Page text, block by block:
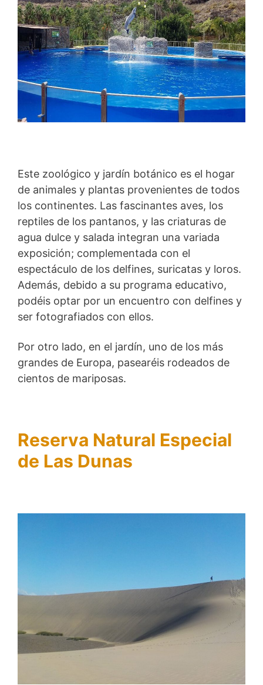
Este zoológico y jardín botánico es el hogar
de animales y plantas provenientes de todos
los continentes. Las fascinantes aves, los
reptiles de los pantanos, y las criaturas de
agua dulce y salada integran una variada
exposición; complementada con el
espectáculo de los delfines, suricatas y loros.
Además, debido a su programa educativo,
podéis optar por un encuentro con delfines y
ser fotografiados con ellos.
Por otro lado, en el jardín, uno de los más
grandes de Europa, pasearéis rodeados de
cientos de mariposas.
Reserva Natural Especial
de Las Dunas